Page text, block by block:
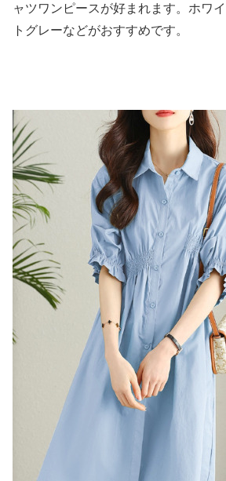
ャツワンピースが好まれます。ホワ
トグレーなどがおすすめです。